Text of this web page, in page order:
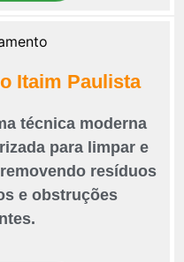
Itaim Paulista
técnica moderna
para limpar e
resíduos
e obstruções